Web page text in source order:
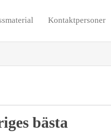
Kontaktpersoner
bästa